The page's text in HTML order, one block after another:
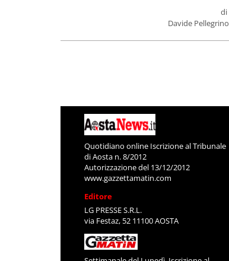
di
Davide Pellegrino
Quotidiano online Iscrizione al Tribunale
di Aosta n. 8/2012
Autorizzazione del 13/12/2012
www.gazzettamatin.com
Editore
LG PRESSE S.R.L.
via Festaz, 52 11100 AOSTA